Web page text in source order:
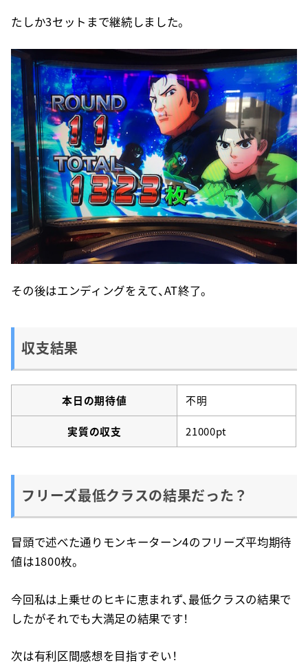
たしか3セットまで継続しました。
その後はエンディングをえて、AT終了。
収支結果
本日の期待値 不明
実質の収支 21000pt
フリーズ最低クラスの結果だった？
冒頭で述べた通りモンキーターン4のフリーズ平均期待
値は1800枚。
今回私は上乗せのヒキに恵まれず、最低クラスの結果で
したがそれでも大満足の結果です！
次は有利区間感想を目指すぞい！